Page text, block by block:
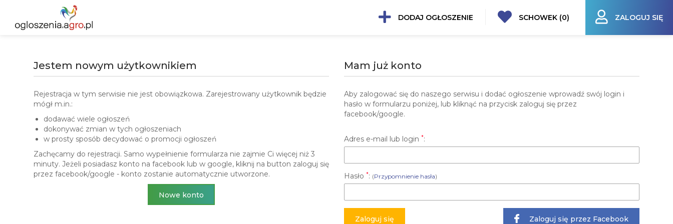
DODAJ OGŁOSZENIE SCHOWEK (0) ZALOGUJ SIĘ
Mam już konto
Aby zalogować się do naszego serwisu i dodać ogłoszenie wprowadź swój login i
hasło w formularzu poniżej, lub kliknąć na przycisk zaloguj się przez
facebook/google.
Adres e-mail lub login *:
Hasło *: (Przypomnienie hasła)
Zaloguj się Zaloguj się przez Facebook
Jestem nowym użytkownikiem
Rejestracja w tym serwisie nie jest obowiązkowa. Zarejestrowany użytkownik będzie
mógł m.in.:
dodawać wiele ogłoszeń
dokonywać zmian w tych ogłoszeniach
w prosty sposób decydować o promocji ogłoszeń
Zachęcamy do rejestracji. Samo wypełnienie formularza nie zajmie Ci więcej niż 3
minuty. Jeżeli posiadasz konto na facebook lub w google, kliknij na button zaloguj się
przez facebook/google - konto zostanie automatycznie utworzone.
Nowe konto